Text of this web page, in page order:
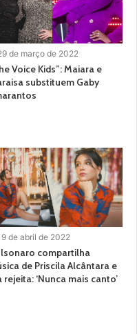
de março de 2022
Voice Kids”: Maiara e
substituem Gaby
de abril de 2022
compartilha
de Priscila Alcântara e
rejeita: ‘Nunca mais canto’